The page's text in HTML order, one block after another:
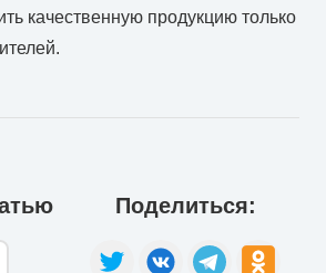
качественную продукцию только
Поделиться: